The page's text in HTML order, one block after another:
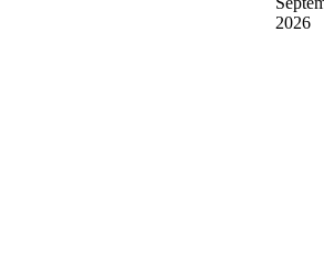
2026